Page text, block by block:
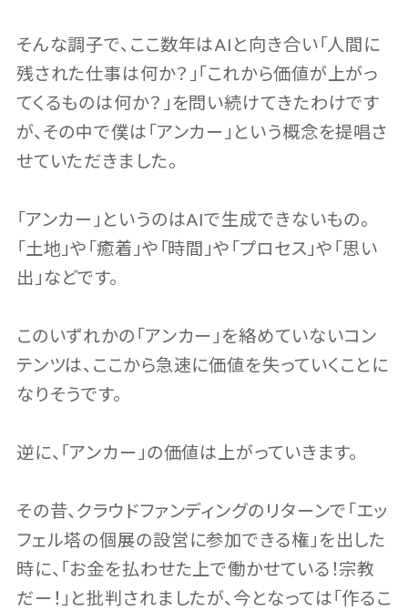
そんな調子で、ここ数年はAIと向き合い「人間に
残された仕事は何か？」「これから価値が上がっ
てくるものは何か？」を問い続けてきたわけです
が、その中で僕は「アンカー」という概念を提唱さ
せていただきました。
「アンカー」というのはAIで生成できないもの。
「土地」や「癒着」や「時間」や「プロセス」や「思い
出」などです。
このいずれかの「アンカー」を絡めていないコン
テンツは、ここから急速に価値を失っていくことに
なりそうです。
逆に、「アンカー」の価値は上がっていきます。
その昔、クラウドファンディングのリターンで「エッ
フェル塔の個展の設営に参加できる権」を出した
時に、「お金を払わせた上で働かせている！宗教
だー！」と批判されましたが、今となっては「作るこ